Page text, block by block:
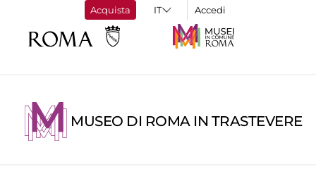
Acquista Accedi
MUSEO DI ROMA IN TRASTEVERE